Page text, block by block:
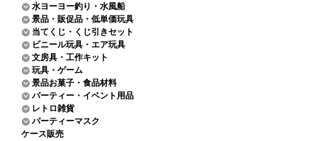
水ヨーヨー釣り・水風船
景品・販促品・低単価玩具
当てくじ・くじ引きセット
ビニール玩具・エア玩具
文房具・工作キット
玩具・ゲーム
景品お菓子・食品材料
パーティー・イベント用品
レトロ雑貨
パーティーマスク
ケース販売